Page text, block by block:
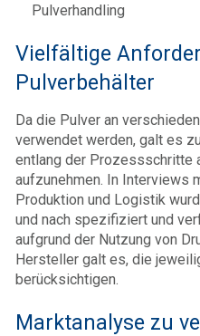
Pulverhandling
Vielfältige
Pulverbehälter
Da die Pulver an
verwendet werden, galt es
entlang der Prozessschritte
aufzunehmen. In Interviews
Produktion und Logistik
und nach spezifiziert und
aufgrund der Nutzung von
Hersteller galt es, die
berücksichtigen.
Marktanalyse zu